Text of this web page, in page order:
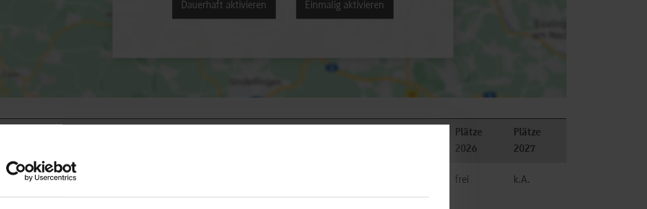
Dauerhaft aktivieren Einmalig aktivieren
Plätze
2026
Plätze
2027
Maschinenbau / Konstruktion und Entwicklung
Eglishalde 6
frei k.A.